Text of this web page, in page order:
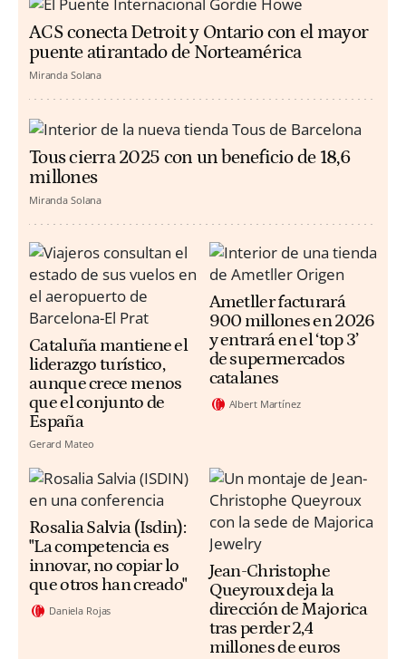
ACS conecta Detroit y Ontario con el mayor
puente atirantado de Norteamérica
Miranda Solana
Tous cierra 2025 con un beneficio de 18,6
millones
Miranda Solana
Cataluña mantiene el
liderazgo turístico,
aunque crece menos
que el conjunto de
España
Gerard Mateo
Ametller facturará
900 millones en 2026
y entrará en el ‘top 3’
de supermercados
catalanes
Albert Martínez
Rosalia Salvia (Isdin):
"La competencia es
innovar, no copiar lo
que otros han creado"
Daniela Rojas
Jean-Christophe
Queyroux deja la
dirección de Majorica
tras perder 2,4
millones de euros